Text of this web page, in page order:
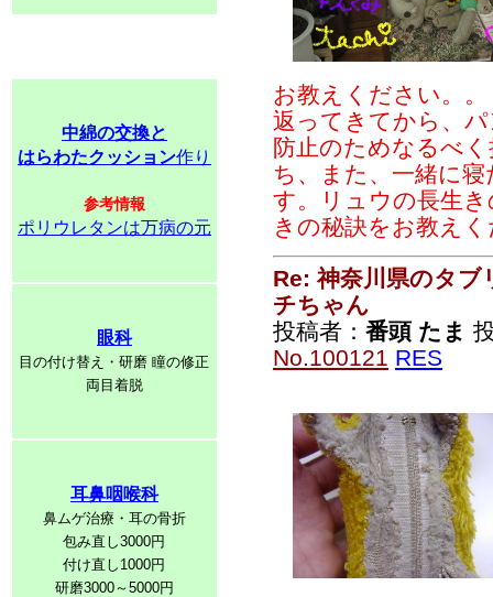
中綿の交換と
はらわたクッション作り
参考情報
ポリウレタンは万病の元
眼科
目の付け替え・研磨 瞳の修正
両目着脱
耳鼻咽喉科
鼻ムゲ治療・耳の骨折
包み直し3000円
付け直し1000円
研磨3000～5000円
お教えください。。
返ってきてから、
防止のためなるべ
ち、また、一緒に
す。リュウの長生
きの秘訣をお教え
Re: 神奈川県のタ
チちゃん
投稿者： 番頭 たま
No.100121 RES